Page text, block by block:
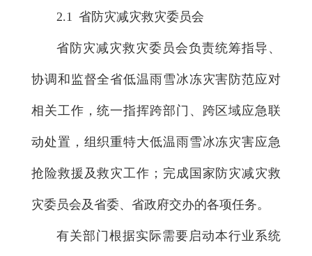
2.1 省防灾减灾救灾委员会
省防灾减灾救灾委员会负责统筹指导、
协调和监督全省低温雨雪冰冻灾害防范应对
相关工作，统一指挥跨部门、跨区域应急联
动处置，组织重特大低温雨雪冰冻灾害应急
抢险救援及救灾工作；完成国家防灾减灾救
灾委员会及省委、省政府交办的各项任务。
有关部门根据实际需要启动本行业系统